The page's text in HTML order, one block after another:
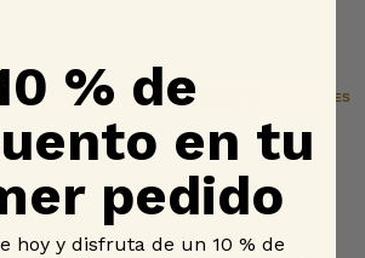
2 OPCIONES 515,00 € - 650,00 € 6 OPCIONES
% de
en tu
pedido
hoy y disfruta de un 10 % de